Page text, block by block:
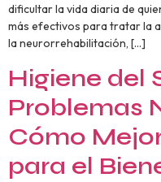
dificultar la vida diaria de
más efectivos para tratar la
la neurorrehabilitación, […]
Higiene del
Problemas
Cómo
para el